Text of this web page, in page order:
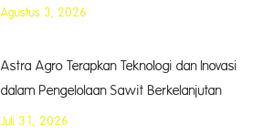
Agustus 3, 2026
Astra Agro Terapkan Teknologi dan Inovasi
dalam Pengelolaan Sawit Berkelanjutan
Juli 31, 2026